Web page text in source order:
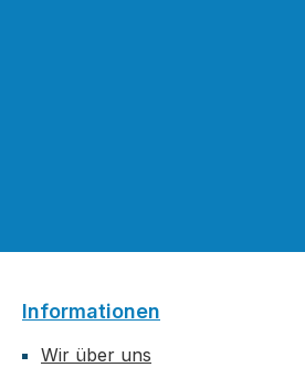
Informationen
Wir über uns